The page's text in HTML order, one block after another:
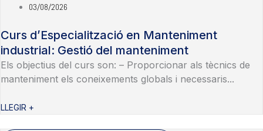
03/08/2026
Curs d’Especialització en Manteniment
industrial: Gestió del manteniment
Els objectius del curs son: – Proporcionar als tècnics de
manteniment els coneixements globals i necessaris...
LLEGIR +